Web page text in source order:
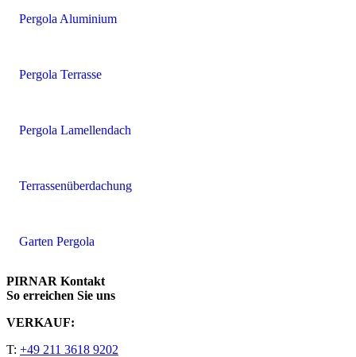
Pergola Aluminium
Pergola Terrasse
Pergola Lamellendach
Terrassenüberdachung
Garten Pergola
PIRNAR Kontakt
So erreichen Sie uns
VERKAUF:
T: +49 211 3618 9202